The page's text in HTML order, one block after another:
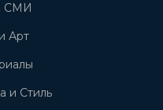
СМИ
Арт
и Стиль